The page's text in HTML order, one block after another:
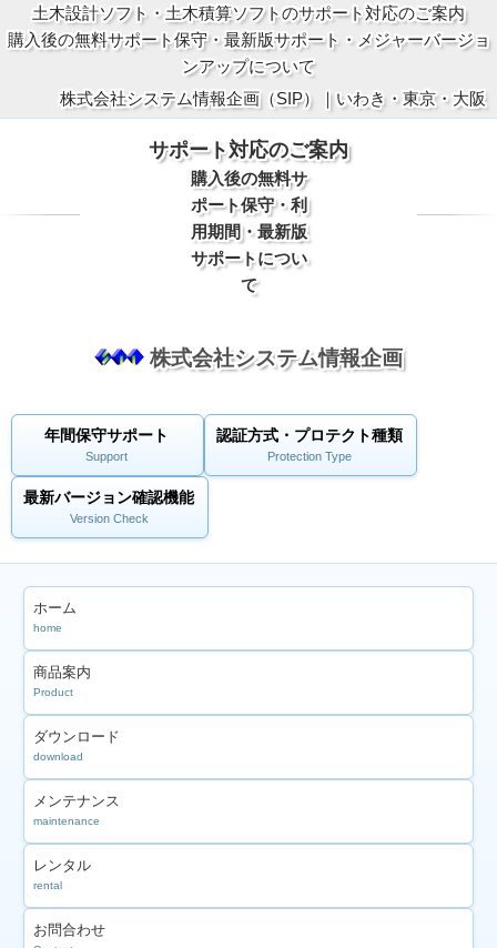
土木設計ソフト・土木積算ソフトのサポート対応のご案内
購入後の無料サポート保守・最新版サポート・メジャーバージョ
ンアップについて
株式会社システム情報企画（SIP）｜いわき・東京・大阪
サポート対応のご案内
購入後の無料サ
ポート保守・利
用期間・最新版
サポートについ
て
株式会社システム情報企画
年間保守サポート
Support
認証方式・プロテクト種類
Protection Type
最新バージョン確認機能
Version Check
ホーム
home
商品案内
Product
ダウンロード
download
メンテナンス
maintenance
レンタル
rental
お問合わせ